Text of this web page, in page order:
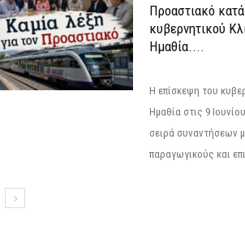
Προαστιακό
κυβερνητικού
Ημαθία....
Η επίσκεψη του
Ημαθία στις 9
σειρά συναντήσεων
παραγωγικούς και